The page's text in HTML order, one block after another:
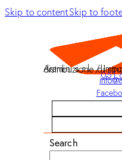
Skip to contentSkip to
Aramini s.r.l. / Importazione e051
Search